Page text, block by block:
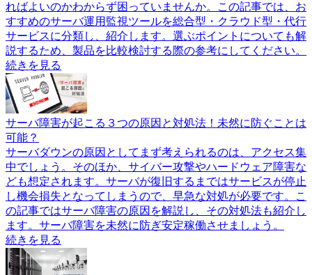
ればよいのかわからず困っていませんか。この記事では、お
すすめのサーバ運用監視ツールを総合型・クラウド型・代行
サービスに分類し、紹介します。選ぶポイントについても解
説するため、製品を比較検討する際の参考にしてください。
続きを見る
サーバ障害が起こる３つの原因と対処法！未然に防ぐことは
可能？
サーバダウンの原因としてまず考えられるのは、アクセス集
中でしょう。そのほか、サイバー攻撃やハードウェア障害な
ども想定されます。サーバが復旧するまではサービスが停止
し機会損失となってしまうので、早急な対処が必要です。こ
の記事ではサーバ障害の原因を解説し、その対処法も紹介し
ます。サーバ障害を未然に防ぎ安定稼働させましょう。
続きを見る